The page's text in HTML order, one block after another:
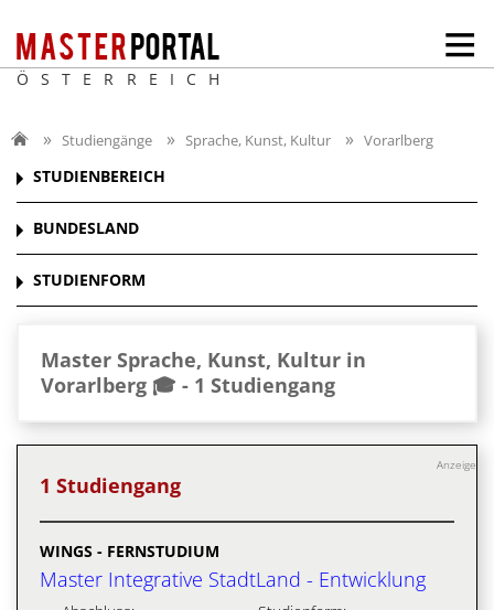
ÖSTERREICH
Studiengänge Sprache, Kunst, Kultur Vorarlberg
STUDIENBEREICH
BUNDESLAND
STUDIENFORM
Master Sprache, Kunst, Kultur in
Vorarlberg 🎓 - 1 Studiengang
Anzeige
1 Studiengang
WINGS - FERNSTUDIUM
Master Integrative StadtLand - Entwicklung